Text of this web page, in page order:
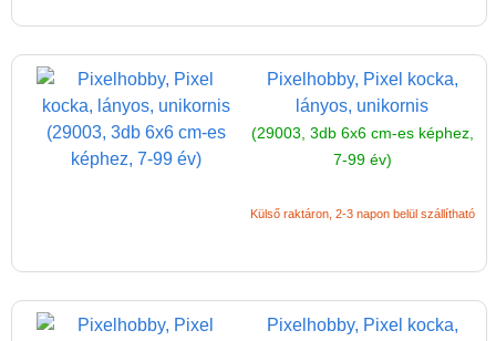
Pixelhobby, Pixel kocka,
lányos, unikornis
(29003, 3db 6x6 cm-es képhez,
7-99 év)
Külső raktáron, 2-3 napon belül szállítható
Pixelhobby, Pixel kocka,